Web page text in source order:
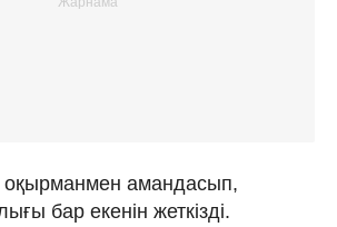
амандасып,
бар екенін жеткізді.